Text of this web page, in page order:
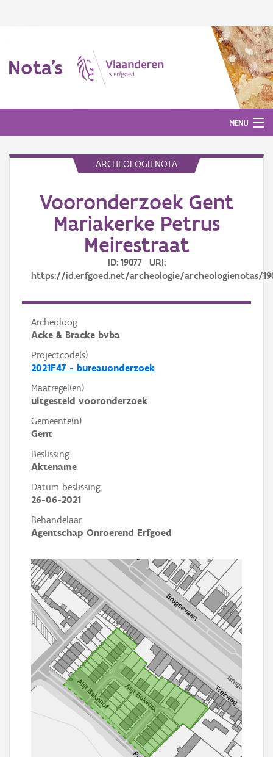
Nota's
MENU
Aanmelden
ARCHEOLOGIENOTA
Vooronderzoek Gent
Mariakerke Petrus
Meirestraat
ID: 19077 URI:
https://id.erfgoed.net/archeologie/archeologienotas/
Archeoloog
Acke & Bracke bvba
Projectcode(s)
2021F47 - bureauonderzoek
Maatregel(en)
uitgesteld vooronderzoek
Gemeente(n)
Gent
Beslissing
Aktename
Datum beslissing
26-06-2021
Behandelaar
Agentschap Onroerend Erfgoed